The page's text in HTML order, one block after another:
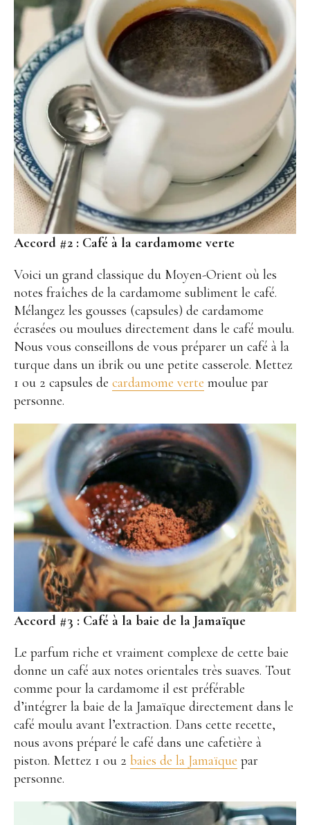
Accord #2 : Café à la cardamome verte
Voici un grand classique du Moyen-Orient où les
notes fraîches de la cardamome subliment le café.
Mélangez les gousses (capsules) de cardamome
écrasées ou moulues directement dans le café moulu.
Nous vous conseillons de vous préparer un café à la
turque dans un ibrik ou une petite casserole. Mettez
1 ou 2 capsules de cardamome verte moulue par
personne.
Accord #3 : Café à la baie de la Jamaïque
Le parfum riche et vraiment complexe de cette baie
donne un café aux notes orientales très suaves. Tout
comme pour la cardamome il est préférable
d’intégrer la baie de la Jamaïque directement dans le
café moulu avant l’extraction. Dans cette recette,
nous avons préparé le café dans une cafetière à
piston. Mettez 1 ou 2 baies de la Jamaïque par
personne.